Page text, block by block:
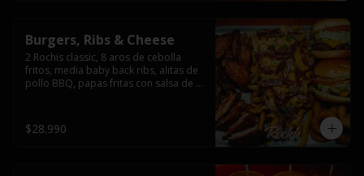
Burgers, Ribs & Cheese
2 Rochis classic, 8 aros de cebolla
fritos, media baby back ribs, alitas de
pollo BBQ, papas fritas con salsa de
$28.990